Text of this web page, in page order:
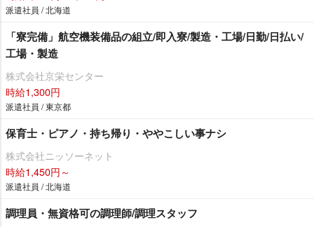
派遣社員 / 北海道
「寮完備」航空機装備品の組立/即入寮/製造・工場/日勤/日払い/
工場・製造
株式会社京栄センター
時給1,300円
派遣社員 / 東京都
保育士・ピアノ・持ち帰り・ややこしい事ナシ
株式会社ニッソーネット
時給1,450円～
派遣社員 / 北海道
調理員・無資格可の調理師/調理スタッフ